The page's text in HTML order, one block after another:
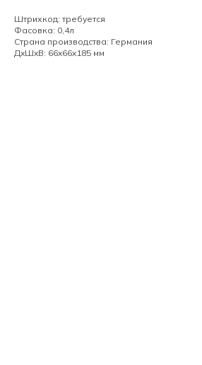
Штрихкод: требуется
Фасовка: 0,4л
Страна производства: Германия
ДxШxВ: 66x66x185 мм